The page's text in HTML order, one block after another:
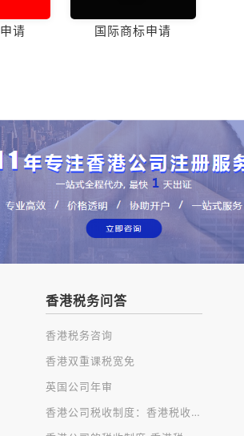
请 国际商标申请
香港税务问答
香港税务咨询
香港双重课税宽免
英国公司年审
香港公司税收制度：香港税收种类